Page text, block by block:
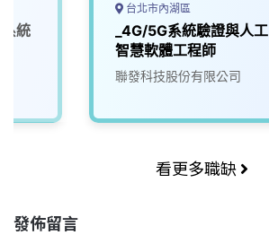
統
台北市內湖區
_4G/5G系統驗證與人工
智慧軟體工程師
聯發科技股份有限公司
看更多職缺
發佈留言